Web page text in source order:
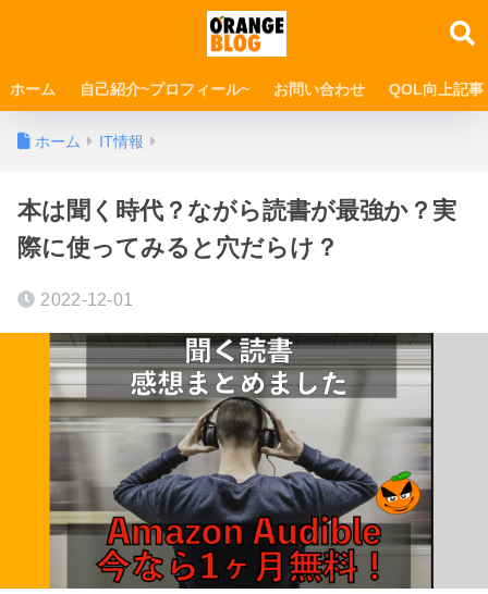
ホーム 自己紹介~プロフィール~ お問い合わせ QOL向上記事
ホーム IT情報
本は聞く時代？ながら読書が最強か？実
際に使ってみると穴だらけ？
2022-12-01